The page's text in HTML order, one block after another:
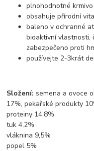
plnohodnotné
obsahuje přírodní
baleno v ochranné
bioaktivní vlastnosti,
zabezpečeno proti
používejte 2-3krát
Složení: semena a ovoce
17%, pekařské produkty
proteiny 14,8%
tuk 4,2%
vláknina 9,5%
popel 5%